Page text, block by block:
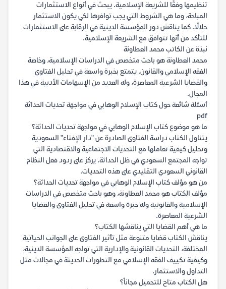
تنظيمها وفقًا للشريعة الإسلامية. يبحث في أنواع الاستثمارات
المباحة، وما هي الشروط التي يجب توافرها لكي يكون الاستثمار
حلالًا. كما يناقش دور المؤسسة الدينية في الرقابة على الاستثمارات
للتأكد من أنها تتوافق مع الشريعة الإسلامية.
نبذة عن الكاتب محمد العطاونة
محمد العطاونة هو باحث متخصص في الدراسات الإسلامية، وخاصة
الفقه الإسلامي والقانون. يتمتع بخبرة واسعة في تحليل الفتاوى
والقضايا الشرعية المعاصرة، وله العديد من الإسهامات الأدبية في هذا
المجال.
أسئلة شائعة حول كتاب الإسلام الوهابي في مواجهة تحديات الحداثة
pdf
ما هو موضوع كتاب الإسلام الوهابي في مواجهة تحديات الحداثة؟
يتناول الكتاب دراسة الفتاوى الصادرة عن "دار الإفتاء" السعودية
وتحليل كيفية تعاملها مع التحديات الاجتماعية والاقتصادية التي
تواجه المجتمع السعودي في ظل الحداثة. يركز على ردود فعل النظام
القانوني السعودي التقليدي على هذه التحديات.
من هو مؤلف كتاب الإسلام الوهابي في مواجهة تحديات الحداثة؟
مؤلف الكتاب هو محمد العطاونة، وهو باحث متخصص في الدراسات
الإسلامية والقانونية وله خبرة واسعة في تحليل الفتاوى والقضايا
الشرعية المعاصرة.
ما هي أهم القضايا التي يناقشها الكتاب؟
يناقش الكتاب قضايا متنوعة مثل تأثير الفتاوى على الجوانب الحياتية
المختلفة، التحديات القانونية والإدارية التي تواجه المؤسسة الدينية،
وكيفية تكييف الفقه الإسلامي مع التطورات الحديثة في مجالات مثل
التداول والاستثمار.
هل الكتاب متاح للتحميل مجاناً؟